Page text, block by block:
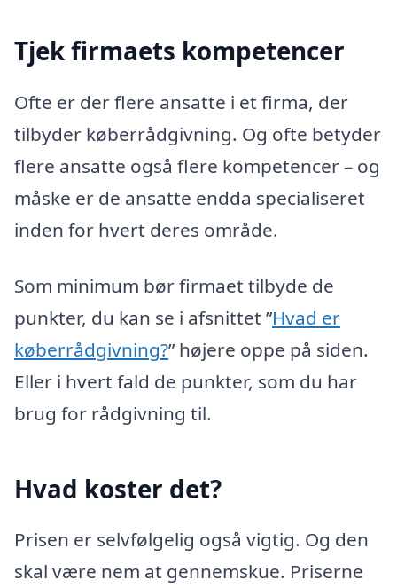
Tjek firmaets kompetencer
Ofte er der flere ansatte i et firma, der
tilbyder køberrådgivning. Og ofte betyder
flere ansatte også flere kompetencer – og
måske er de ansatte endda specialiseret
inden for hvert deres område.
Som minimum bør firmaet tilbyde de
punkter, du kan se i afsnittet ”Hvad er
køberrådgivning?” højere oppe på siden.
Eller i hvert fald de punkter, som du har
brug for rådgivning til.
Hvad koster det?
Prisen er selvfølgelig også vigtig. Og den
skal være nem at gennemskue. Priserne